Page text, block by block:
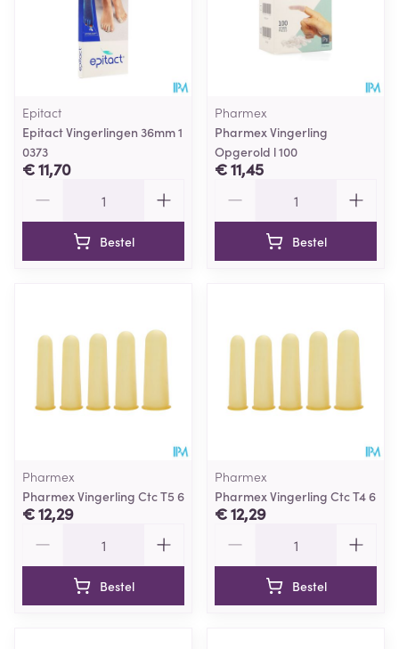
Epitact
Epitact Vingerlingen 36mm 1
0373
€ 11,70
Bestel
Pharmex
Pharmex Vingerling
Opgerold l 100
€ 11,45
Bestel
Pharmex
Pharmex Vingerling Ctc T5 6
€ 12,29
Bestel
Pharmex
Pharmex Vingerling Ctc T4 6
€ 12,29
Bestel